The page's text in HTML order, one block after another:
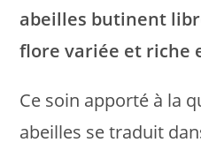
abeilles butinent
flore variée et riche
Ce soin apporté à la
abeilles se traduit